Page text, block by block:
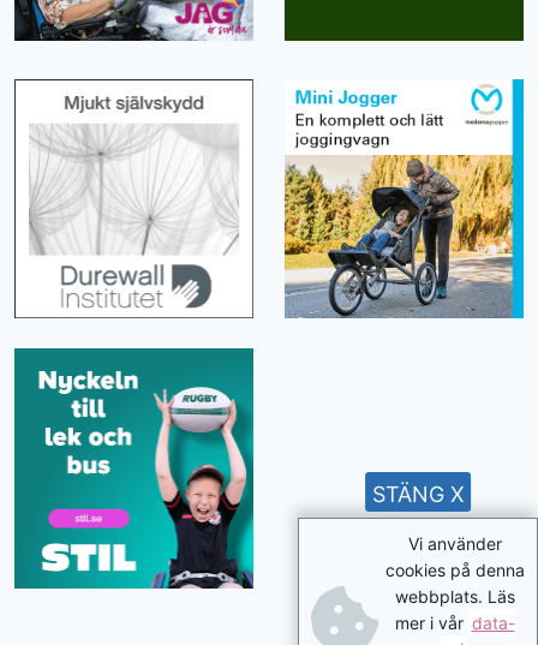
Vi använder
cookies på denna
webbplats. Läs
mer i vår data-
STÄNG X